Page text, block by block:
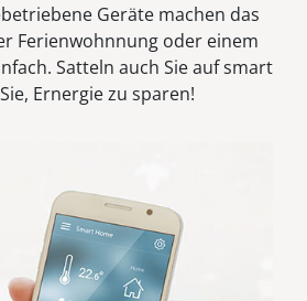
Geräte machen das
Ferienwohnnung oder einem
Satteln auch Sie auf smart
Ernergie zu sparen!